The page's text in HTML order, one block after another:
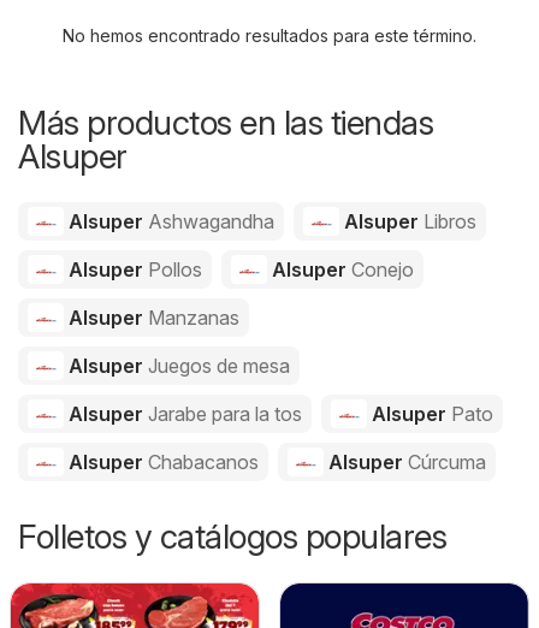
No hemos encontrado resultados para este término.
Más productos en las tiendas
Alsuper
Alsuper Ashwagandha Alsuper Libros
Alsuper Pollos Alsuper Conejo
Alsuper Manzanas
Alsuper Juegos de mesa
Alsuper Jarabe para la tos Alsuper Pato
Alsuper Chabacanos Alsuper Cúrcuma
Folletos y catálogos populares